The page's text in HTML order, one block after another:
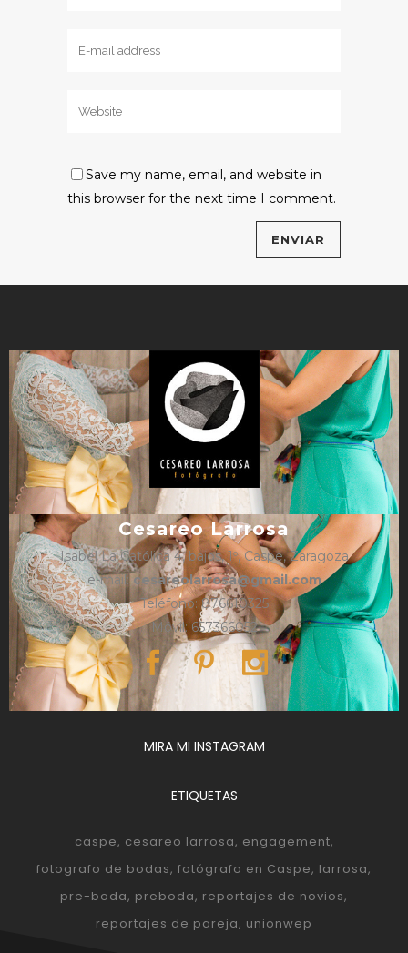
Save my name, email, and website in
this browser for the next time I comment.
Cesareo Larrosa
Isabel La Católica 4, bajos, 1º, Caspe, Zaragoza
e-mail: cesareolarrosa@gmail.com
Teléfono: 876610325
Móvil: 657366052
MIRA MI INSTAGRAM
ETIQUETAS
caspe cesareo larrosa engagement
fotografo de bodas fotógrafo en Caspe larrosa
pre-boda preboda reportajes de novios
reportajes de pareja unionwep